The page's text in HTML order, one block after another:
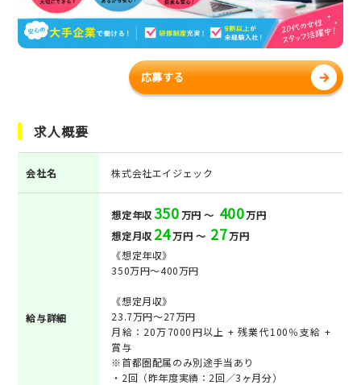
応募する
求人概要
会社名 株式会社エイジェック
給与詳細
想定年収350万円 ～ 400万円
想定月収 24万円 ～ 27万円
《想定年収》
350万円～400万円
《想定月収》
23.7万円～27万円
月給：20万7000円以上 + 残業代100％支給 +
賞与
※首都圏配属のみ別途手当あり
・2回（昨年度実績：2回／3ヶ月分）